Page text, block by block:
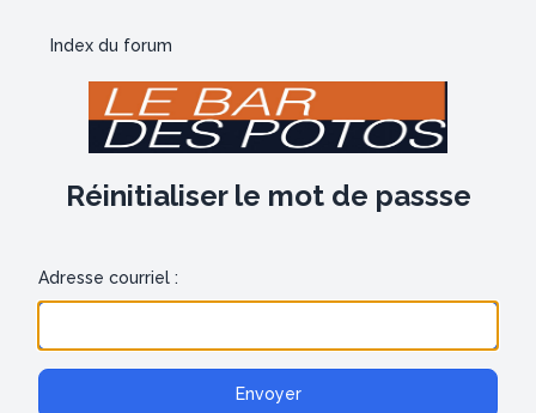
Index du forum
Réinitialiser le mot de passse
Adresse courriel :
Envoyer